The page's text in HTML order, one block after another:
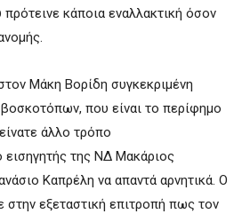
κάποια εναλλακτική όσον
Μάκη Βορίδη συγκεκριμένη
που είναι το περίφημο
άλλο τρόπο
της ΝΔ Μακάριος
Καπρέλη να απαντά αρνητικά. Ο
στην εξεταστική επιτροπή πως τον